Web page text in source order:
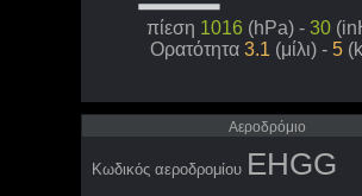
πίεση 1016 (hPa) - 30
Ορατότητα 3.1 (μίλι) - 5
Aεροδρόμιο
Κωδικός αεροδρομίου EHGG